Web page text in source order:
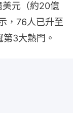
美元（約20億
，76人已升至
3大熱門。